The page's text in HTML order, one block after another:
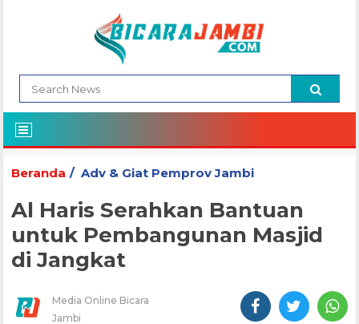
Beranda Adv & Giat Pemprov Jambi
Al Haris Serahkan Bantuan
untuk Pembangunan Masjid
di Jangkat
Media Online Bicara
Jambi